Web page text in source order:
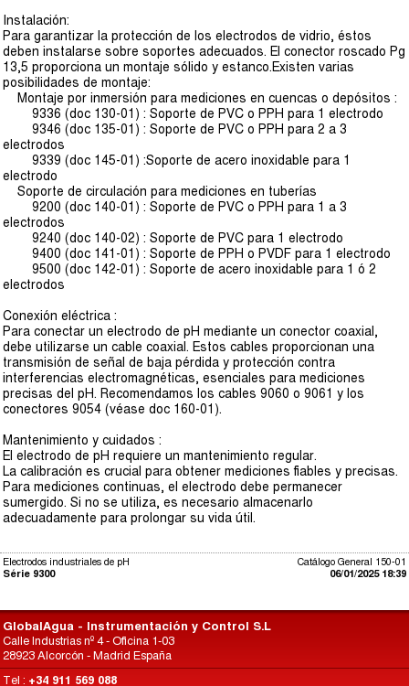
Instalación:
Para garantizar la protección de los electrodos de vidrio, éstos
deben instalarse sobre soportes adecuados. El conector roscado Pg
13,5 proporciona un montaje sólido y estanco.Existen varias
posibilidades de montaje:
Montaje por inmersión para mediciones en cuencas o depósitos :
9336 (doc 130-01) : Soporte de PVC o PPH para 1 electrodo
9346 (doc 135-01) : Soporte de PVC o PPH para 2 a 3
electrodos
9339 (doc 145-01) :Soporte de acero inoxidable para 1
electrodo
Soporte de circulación para mediciones en tuberías
9200 (doc 140-01) : Soporte de PVC o PPH para 1 a 3
electrodos
9240 (doc 140-02) : Soporte de PVC para 1 electrodo
9400 (doc 141-01) : Soporte de PPH o PVDF para 1 electrodo
9500 (doc 142-01) : Soporte de acero inoxidable para 1 ó 2
electrodos
Conexión eléctrica :
Para conectar un electrodo de pH mediante un conector coaxial,
debe utilizarse un cable coaxial. Estos cables proporcionan una
transmisión de señal de baja pérdida y protección contra
interferencias electromagnéticas, esenciales para mediciones
precisas del pH. Recomendamos los cables 9060 o 9061 y los
conectores 9054 (véase doc 160-01).
Mantenimiento y cuidados :
El electrodo de pH requiere un mantenimiento regular.
La calibración es crucial para obtener mediciones fiables y precisas.
Para mediciones continuas, el electrodo debe permanecer
sumergido. Si no se utiliza, es necesario almacenarlo
adecuadamente para prolongar su vida útil.
Catálogo General 150-01
06/01/2025 18:39
Electrodos industriales de pH
Série 9300
GlobalAgua - Instrumentación y Control S.L
Calle Industrias nº 4 - Oficina 1-03
28923 Alcorcón - Madrid España
Tel : +34 911 569 088